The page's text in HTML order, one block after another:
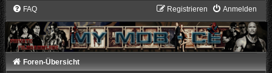
FAQ Anmelden
Registrieren
Foren-Übersicht